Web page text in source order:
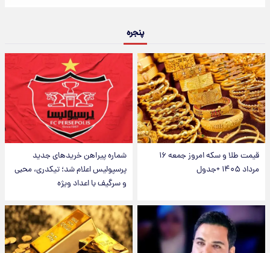
پنجره
قیمت طلا و سکه امروز جمعه ۱۶
مرداد ۱۴۰۵ +جدول
شماره پیراهن خریدهای جدید
پرسپولیس اعلام شد؛ تیکدری، محبی
و سرگیف با اعداد ویژه